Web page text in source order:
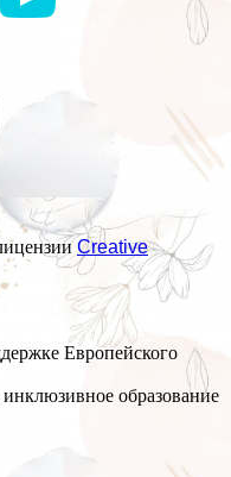
Creative
Европейского
образование